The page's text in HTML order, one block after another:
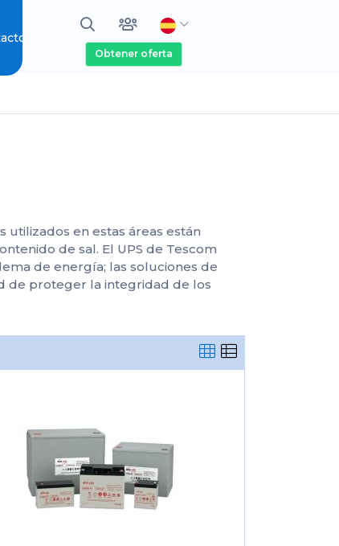
Obtener oferta
en estas áreas están
de sal. El UPS de Tescom
de energía; las soluciones de
de proteger la integridad de los